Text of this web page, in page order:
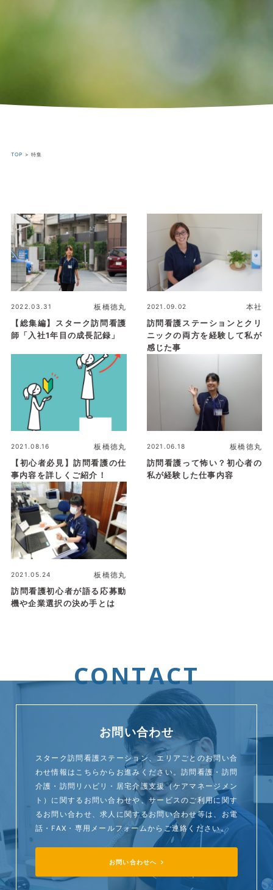
TOP > 特集
2022.03.31 板橋徳丸
【総集編】スターク訪問看護
師「入社1年目の成長記録」
2021.09.02 本社
訪問看護ステーションとクリ
ニックの両方を経験して私が
感じた事
2021.08.16 板橋徳丸
【初心者必見】訪問看護の仕
事内容を詳しくご紹介！
2021.06.18 板橋徳丸
訪問看護って怖い？初心者の
私が経験した仕事内容
2021.05.24 板橋徳丸
訪問看護初心者が語る応募動
機や企業選択の決め手とは
CONTACT
お問い合わせ
スターク訪問看護ステーション、エリアごとのお問い合
わせ情報はこちらからお進みください。訪問看護・訪問
介護・訪問リハビリ・居宅介護支援（ケアマネージメン
ト）に関するお問い合わせや、サービスのご利用に関す
るお問い合わせ、求人に関するお問い合わせ等は、お電
話・FAX・専用メールフォームからご連絡ください。
お問い合わせへ